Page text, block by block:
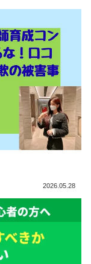
2026.05.28